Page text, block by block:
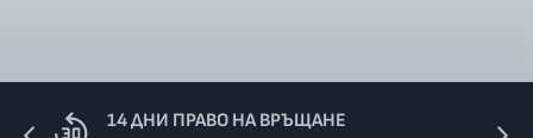
14 ДНИ ПРАВО НА ВРЪЩАНЕ